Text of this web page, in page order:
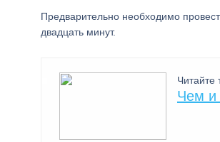
Предварительно необходимо
двадцать минут.
Читайте
Чем и